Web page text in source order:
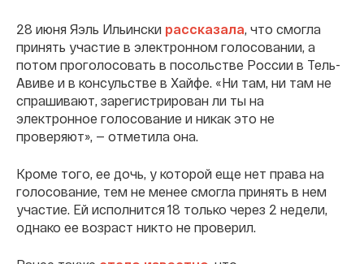
28 июня Яэль Ильински рассказала , что смогла
принять участие в электронном голосовании, а
потом проголосовать в посольстве России в Тель-
Авиве и в консульстве в Хайфе. «Ни там, ни там не
спрашивают, зарегистрирован ли ты на
электронное голосование и никак это не
проверяют», — отметила она.
Кроме того, ее дочь, у которой еще нет права на
голосование, тем не менее смогла принять в нем
участие. Ей исполнится 18 только через 2 недели,
однако ее возраст никто не проверил.